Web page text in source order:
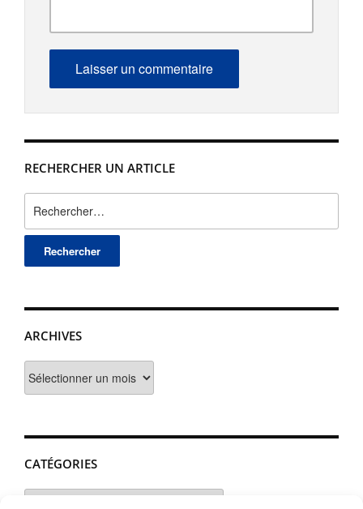
RECHERCHER UN ARTICLE
ARCHIVES
CATÉGORIES
Catégories